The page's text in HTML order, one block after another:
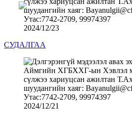
2024/12/23
СУДАЛГАА
2024/12/21